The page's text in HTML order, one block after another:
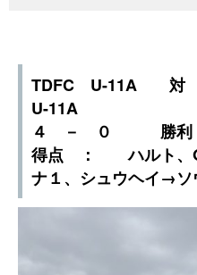
TDFC U-11A 対
U-11A
４ － ０ 勝利
得点 ： ハルト、
ナ１、シュウヘイ→